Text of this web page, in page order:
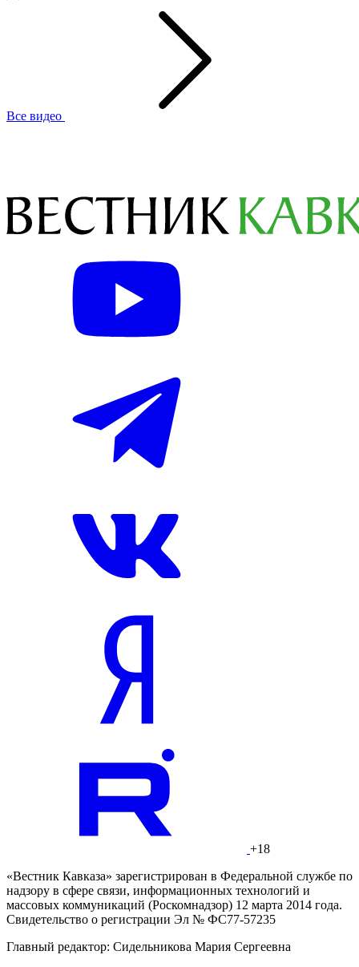
Все видео
+18
«Вестник Кавказа» зарегистрирован в Федеральной службе по
надзору в сфере связи, информационных технологий и
массовых коммуникаций (Роскомнадзор) 12 марта 2014 года.
Свидетельство о регистрации Эл № ФС77-57235
Главный редактор: Сидельникова Мария Сергеевна